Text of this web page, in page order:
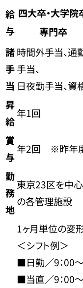
給
与
四大卒・大学院
専門卒
諸
手
当
時間外手当、通
手当、
日夜勤手当、
昇
給
年1回
賞
与
年2回 ※昨年
勤
務
地
東京23区を中心
の各管理施設
1ヶ月単位の変
＜シフト例＞
■日勤／9：00～
■当直／9：00～